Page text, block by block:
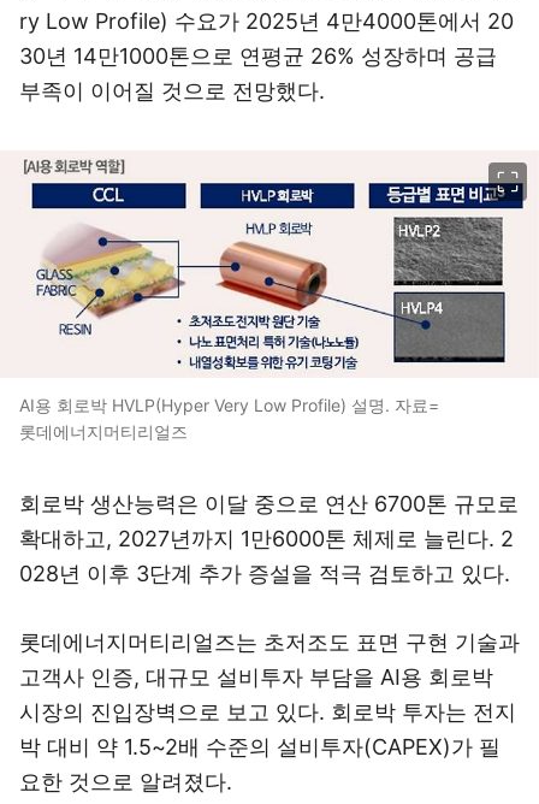
ry Low Profile) 수요가 2025년 4만4000톤에서 20
30년 14만1000톤으로 연평균 26% 성장하며 공급
부족이 이어질 것으로 전망했다.
AI용 회로박 HVLP(Hyper Very Low Profile) 설명. 자료=
롯데에너지머티리얼즈
회로박 생산능력은 이달 중으로 연산 6700톤 규모로
확대하고, 2027년까지 1만6000톤 체제로 늘린다. 2
028년 이후 3단계 추가 증설을 적극 검토하고 있다.
롯데에너지머티리얼즈는 초저조도 표면 구현 기술과
고객사 인증, 대규모 설비투자 부담을 AI용 회로박
시장의 진입장벽으로 보고 있다. 회로박 투자는 전지
박 대비 약 1.5~2배 수준의 설비투자(CAPEX)가 필
요한 것으로 알려졌다.